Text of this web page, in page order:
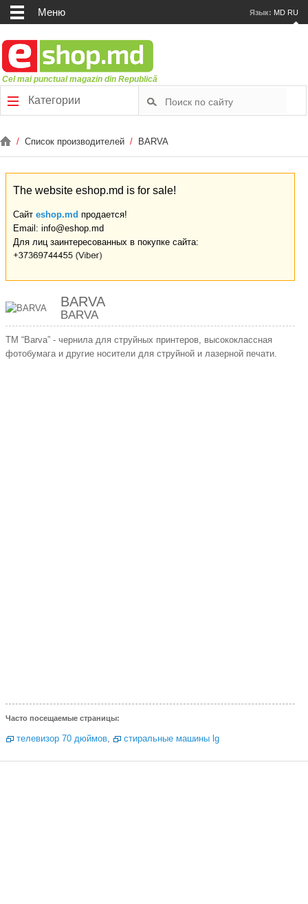
Меню Язык: MD RU
Cel mai punctual magazin din Republică
Категории
/ Список производителей / BARVA
The website eshop.md is for sale!
Сайт eshop.md продается!
Email: info@eshop.md
Для лиц заинтересованных в покупке сайта:
BARVA
BARVA
TM “Barva” - чернила для струйных принтеров, высококлассная
фотобумага и другие носители для струйной и лазерной печати.
Часто посещаемые страницы:
телевизор 70 дюймов, стиральные машины lg